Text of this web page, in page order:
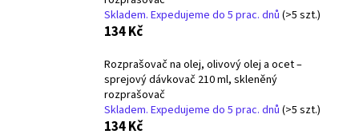
Skladem. Expedujeme do 5 prac. dnů (>5 szt.)
134 Kč
Rozprašovač na olej, olivový olej a ocet –
sprejový dávkovač 210 ml, skleněný
rozprašovač
Skladem. Expedujeme do 5 prac. dnů (>5 szt.)
134 Kč
HLEDAT